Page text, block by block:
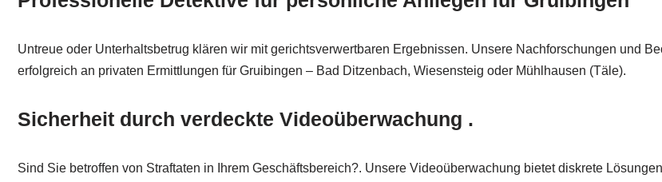
Untreue oder Unterhaltsbetrug klären wir mit gerichtsverwertbaren Ergebnissen. Unsere Nachforschungen und
erfolgreich an privaten Ermittlungen für Gruibingen – Bad Ditzenbach, Wiesensteig oder Mühlhausen (Täle).
Sicherheit durch verdeckte Videoüberwachung .
Sind Sie betroffen von Straftaten in Ihrem Geschäftsbereich?. Unsere Videoüberwachung bietet diskrete